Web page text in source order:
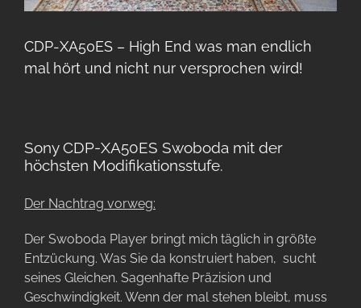
CDP-XA50ES – High End was man endlich
mal hört und nicht nur versprochen wird!
Sony CDP-XA50ES Swoboda mit der
höchsten Modifikationsstufe.
Der Nachtrag vorweg:
Der Swoboda Player bringt mich täglich in größte
Entzückung. Was Sie da konstruiert haben, sucht
seines Gleichen. Sagenhafte Präzision und
Geschwindigkeit. Wenn der mal stehen bleibt, muss